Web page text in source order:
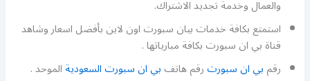
والعمال وخدمة تجديد الاشتراك.
استمتع بكافة خدمات بيان سبورت اون لاين بأفضل اسعار وشاهد
قناة بي ان سبورت بكافة مبارياتها .
رقمبي ان سبورترقم هاتفبي ان سبورت السعوديةالموحد .